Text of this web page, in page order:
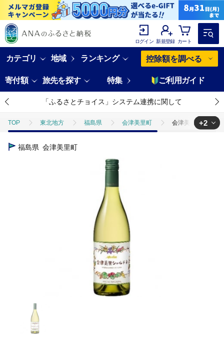
ログイン 新規登録 カート
カテゴリ 地域 ランキング 控除額を調べる
寄付額 旅先を探す 特集 ご利用ガイド
「ふるさとチョイス」システム連携に関して
TOP 東北地方 福島県 会津美里町 会津美里シャル
TOP
会津美里シャルドネ 750ml ※日付指定不
+2
福島県 会津美里町